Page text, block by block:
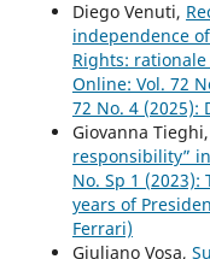
Diego Venuti,
independence
Rights:
Online: Vol. 72
72 No. 4 (2025):
Giovanna Tieghi,
responsibility”
No. Sp 1
years of
Ferrari)
Giuliano Vosa,